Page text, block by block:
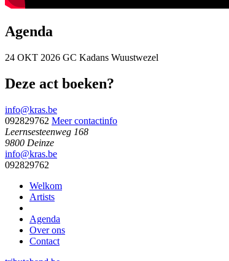
Agenda
24 OKT 2026 GC Kadans Wuustwezel
Deze act boeken?
info@kras.be
092829762 Meer contactinfo
Leernsesteenweg 168
9800 Deinze
info@kras.be
092829762
Welkom
Artists
Agenda
Over ons
Contact